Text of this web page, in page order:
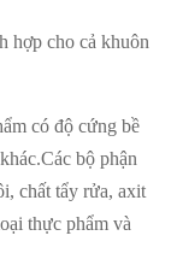
hợp cho cả khuôn
có độ cứng bề
bộ phận
chất tẩy rửa, axit
thực phẩm và